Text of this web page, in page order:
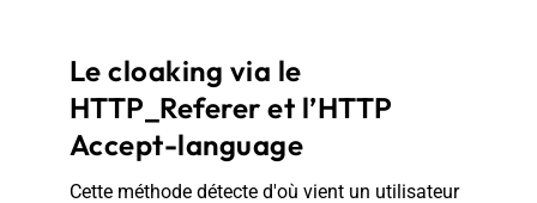
Le cloaking via le
HTTP_Referer et l’HTTP
Accept-language
Cette méthode détecte d'où vient un utilisateur